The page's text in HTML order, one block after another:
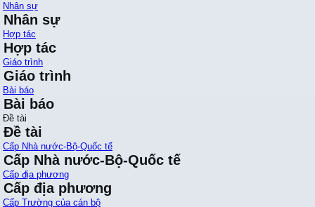
Nhân sự
Nhân sự
Hợp tác
Hợp tác
Giáo trình
Giáo trình
Bài báo
Bài báo
Đề tài
Đề tài
Cấp Nhà nước-Bộ-Quốc tế
Cấp Nhà nước-Bộ-Quốc tế
Cấp địa phương
Cấp địa phương
Cấp Trường của cán bộ